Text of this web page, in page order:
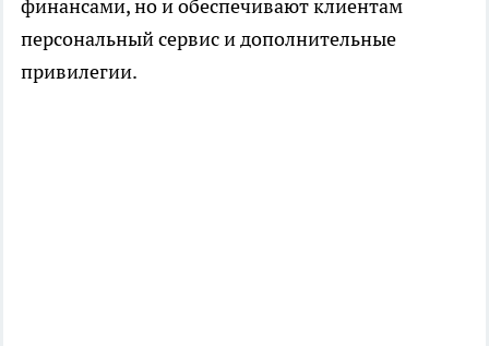
финансами, но и обеспечивают клиентам
персональный сервис и дополнительные
привилегии.